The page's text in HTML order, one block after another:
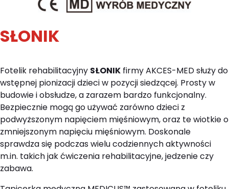
SŁONIK
Fotelik rehabilitacyjny SŁONIK firmy AKCES-MED służy do
wstępnej pionizacji dzieci w pozycji siedzącej. Prosty w
budowie i obsłudze, a zarazem bardzo funkcjonalny.
Bezpiecznie mogą go używać zarówno dzieci z
podwyższonym napięciem mięśniowym, oraz te wiotkie o
zmniejszonym napięciu mięśniowym. Doskonale
sprawdza się podczas wielu codziennych aktywności
m.in. takich jak ćwiczenia rehabilitacyjne, jedzenie czy
zabawa.